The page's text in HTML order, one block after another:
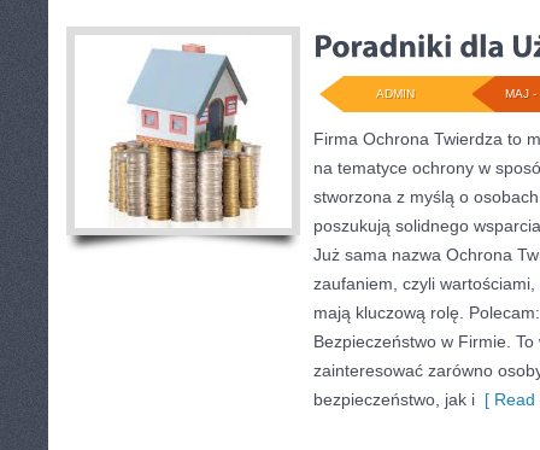
MAJ -
ADMIN
Firma Ochrona Twierdza to
na tematyce ochrony w
stworzona z myślą o
poszukują solidnego
Już sama nazwa Ochrona
zaufaniem, czyli
mają kluczową rolę.
Bezpieczeństwo w Firmie.
zainteresować zarówno
bezpieczeństwo, jak i [ Read